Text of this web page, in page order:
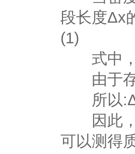
段长度Δx
(1)
式中，
由于存
所以
因此，
可以测得